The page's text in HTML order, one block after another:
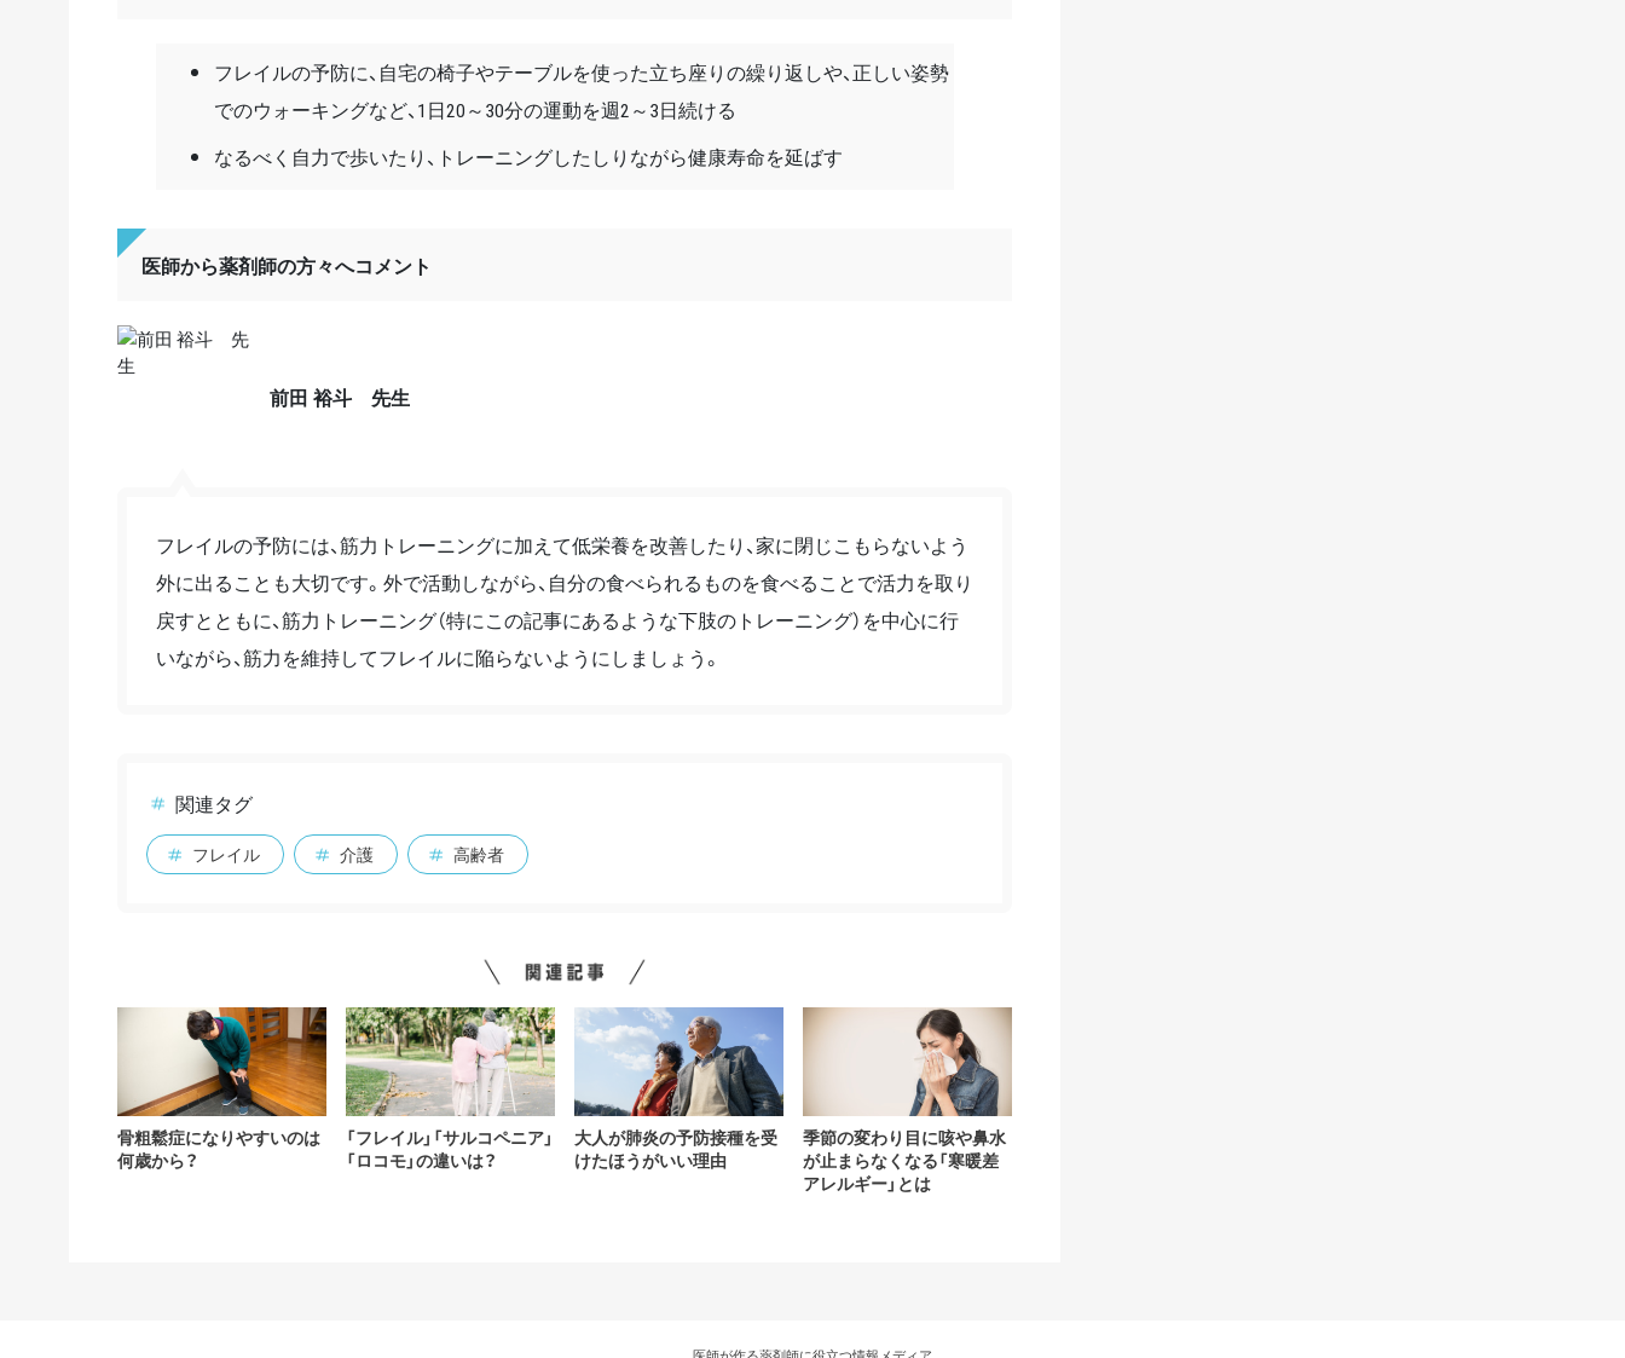
フレイルの予防に、自宅の椅子やテーブルを使った立ち座りの繰り返しや、正しい姿勢
でのウォーキングなど、1日20～30分の運動を週2～3日続ける
なるべく自力で歩いたり、トレーニングしたしりながら健康寿命を延ばす
医師から薬剤師の方々へコメント
前田 裕斗 先生
フレイルの予防には、筋力トレーニングに加えて低栄養を改善したり、家に閉じこもらないよう
外に出ることも大切です。外で活動しながら、自分の食べられるものを食べることで活力を取り
戻すとともに、筋力トレーニング（特にこの記事にあるような下肢のトレーニング）を中心に行
いながら、筋力を維持してフレイルに陥らないようにしましょう。
関連タグ
フレイル 介護 高齢者
骨粗鬆症になりやすいのは
何歳から？
「フレイル」「サルコペニア」
「ロコモ」の違いは？
大人が肺炎の予防接種を受
けたほうがいい理由
季節の変わり目に咳や鼻水
が止まらなくなる「寒暖差
アレルギー」とは